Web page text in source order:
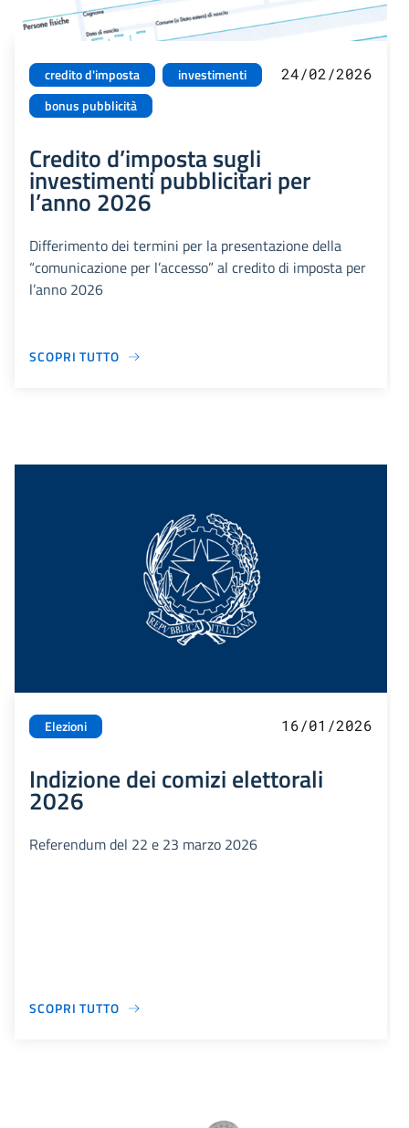
credito d'imposta
investimenti
bonus pubblicità
24/02/2026
Credito d’imposta sugli
investimenti pubblicitari per
l’anno 2026
Differimento dei termini per la presentazione della
“comunicazione per l’accesso” al credito di imposta per
l’anno 2026
SCOPRI TUTTO
Elezioni 16/01/2026
Indizione dei comizi elettorali
2026
Referendum del 22 e 23 marzo 2026
SCOPRI TUTTO